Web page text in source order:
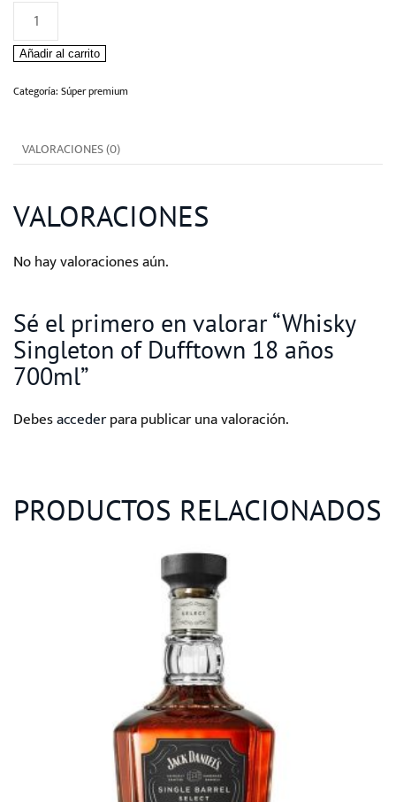
Whisky
Singleton
of
Dufftown
700ml
Añadir al carrito
Categoría: Súper premium
VALORACIONES (0)
VALORACIONES
No hay valoraciones aún.
Sé el primero en valorar “Whisky
Singleton of Dufftown 18 años
700ml”
Debesaccederpara publicar una valoración.
PRODUCTOS RELACIONADOS